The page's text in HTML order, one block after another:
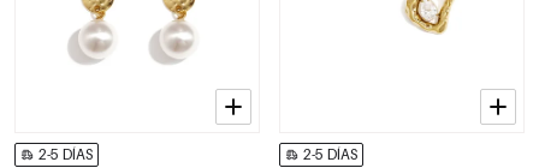
2-5 DÍAS 2-5 DÍAS